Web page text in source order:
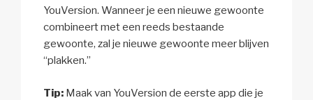
YouVersion. Wanneer je een nieuwe gewoonte
combineert met een reeds bestaande
gewoonte, zal je nieuwe gewoonte meer blijven
“plakken.”
Tip: Maak van YouVersion de eerste app die je